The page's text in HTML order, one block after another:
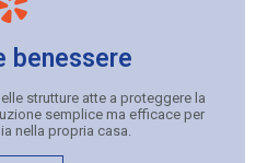
benessere
strutture atte a proteggere la
semplice ma efficace per
nella propria casa.